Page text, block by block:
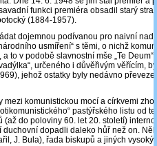
funkci premiéra obsadil starý
(1884-1957).
dojemnou podívanou pro naivní
usmíření“ s těmi, o nichž
to v podobě slavnostní mše „Te
určeného i důvěřivým věřícím,
jehož ostatky byly nedávno
mezi komunistickou mocí a církvemi
pastýřského listu od
(až do poloviny 60. let 20. století)
dopadli daleko hůř než on.
J. Bula), řada biskupů a jiných